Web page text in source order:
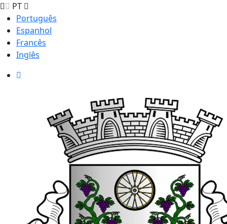
PT
Português
Espanhol
Francês
Inglês